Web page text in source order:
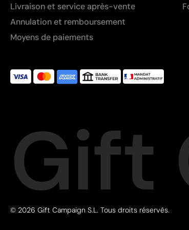
Livraison et service après-vente
Annulation et remboursement
Moyens de paiements
Gift
© 2026 Gift Campaign S.L. Tous droits réservés.